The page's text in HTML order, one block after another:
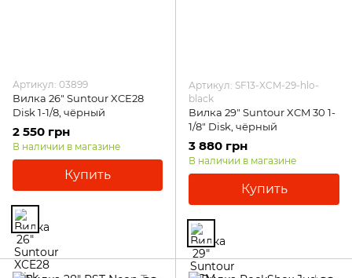
Артикул: 03899
Вилка 26" Suntour XCE28
Disk 1-1/8, чёрный
2 550 грн
В наличии в магазине
Купить
Артикул: SF13-XCM-29-hlo-
black
Вилка 29" Suntour XCM 30 1-
1/8" Disk, чёрный
3 880 грн
В наличии в магазине
Купить